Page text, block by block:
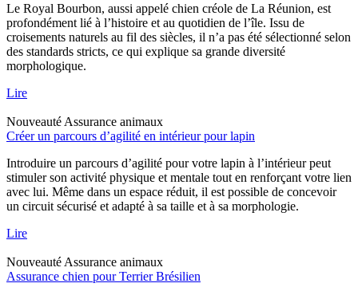
Le Royal Bourbon, aussi appelé chien créole de La Réunion, est
profondément lié à l’histoire et au quotidien de l’île. Issu de
croisements naturels au fil des siècles, il n’a pas été sélectionné selon
des standards stricts, ce qui explique sa grande diversité
morphologique.
Lire
Nouveauté Assurance animaux
Créer un parcours d’agilité en intérieur pour lapin
Introduire un parcours d’agilité pour votre lapin à l’intérieur peut
stimuler son activité physique et mentale tout en renforçant votre lien
avec lui. Même dans un espace réduit, il est possible de concevoir
un circuit sécurisé et adapté à sa taille et à sa morphologie.
Lire
Nouveauté Assurance animaux
Assurance chien pour Terrier Brésilien